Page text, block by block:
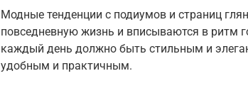
Модные тенденции с подиумов и страниц
повседневную жизнь и вписываются в ритм
каждый день должно быть стильным и
удобным и практичным.